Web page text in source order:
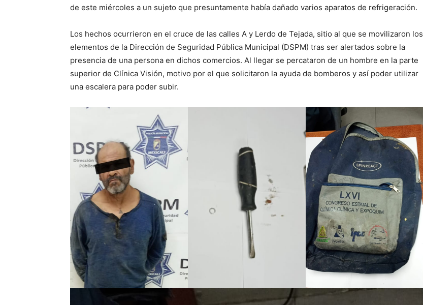
de este miércoles a un sujeto que presuntamente había dañado varios aparatos de refrigeración.
Los hechos ocurrieron en el cruce de las calles A y Lerdo de Tejada, sitio al que se movilizaron los
elementos de la Dirección de Seguridad Pública Municipal (DSPM) tras ser alertados sobre la
presencia de una persona en dichos comercios. Al llegar se percataron de un hombre en la parte
superior de Clínica Visión, motivo por el que solicitaron la ayuda de bomberos y así poder utilizar
una escalera para poder subir.